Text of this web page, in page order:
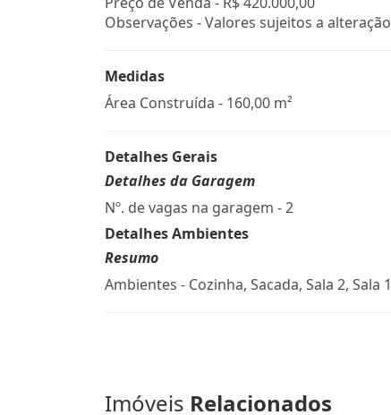
Observações - Valores sujeitos a alteração
Medidas
Área Construída - 160,00 m²
Detalhes Gerais
Detalhes da Garagem
Nº. de vagas na garagem - 2
Detalhes Ambientes
Resumo
Ambientes - Cozinha, Sacada, Sala 2, Sala 1
Imóveis Relacionados